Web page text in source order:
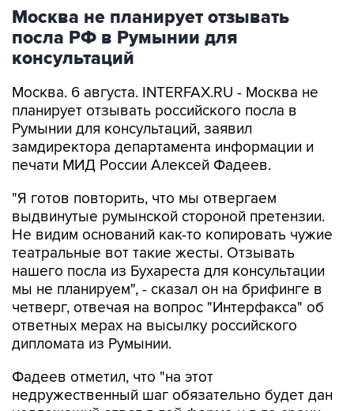
Москва не планирует отзывать
посла РФ в Румынии для
консультаций
Москва. 6 августа. INTERFAX.RU - Москва не
планирует отзывать российского посла в
Румынии для консультаций, заявил
замдиректора департамента информации и
печати МИД России Алексей Фадеев.
"Я готов повторить, что мы отвергаем
выдвинутые румынской стороной претензии.
Не видим оснований как-то копировать чужие
театральные вот такие жесты. Отзывать
нашего посла из Бухареста для консультации
мы не планируем", - сказал он на брифинге в
четверг, отвечая на вопрос "Интерфакса" об
ответных мерах на высылку российского
дипломата из Румынии.
Фадеев отметил, что "на этот
недружественный шаг обязательно будет дан